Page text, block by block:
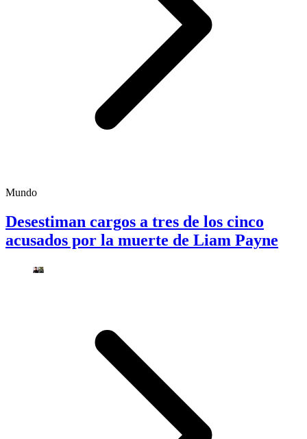
Mundo
Desestiman cargos a tres de los cinco
acusados por la muerte de Liam Payne